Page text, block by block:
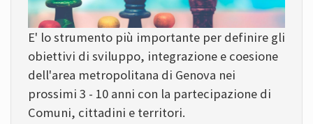
E' lo strumento più importante per definire gli
obiettivi di sviluppo, integrazione e coesione
dell'area metropolitana di Genova nei
prossimi 3 - 10 anni con la partecipazione di
Comuni, cittadini e territori.